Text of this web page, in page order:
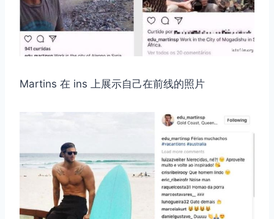
Martins 在 ins 上展示自己在前线的照片